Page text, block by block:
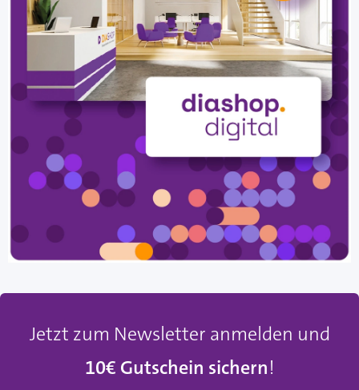
Jetzt zum Newsletter anmelden und
10€ Gutschein sichern!